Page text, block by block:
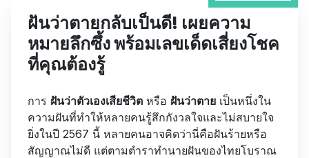
ฝันว่าตายกลับเป็นดี! เผยความ
หมายลึกซึ้ง พร้อมเลขเด็ดเสี่ยงโชค
ที่คุณต้องรู้
การ ฝันว่าตัวเองเสียชีวิต หรือ ฝันว่าตาย เป็นหนึ่งใน
ความฝันที่ทำให้หลายคนรู้สึกกังวลใจและไม่สบายใจ
ยิ่งในปี 2567 นี้ หลายคนอาจคิดว่านี่คือฝันร้ายหรือ
สัญญาณไม่ดี แต่ตามตำราทำนายฝันของไทยโบราณ